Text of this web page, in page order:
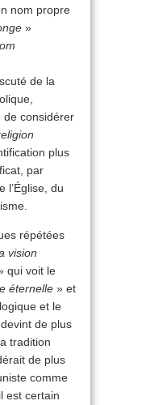
nom propre
»
de la
de considérer
plus
par
l’Église, du
répétées
vision
qui voit le
éternelle » et
et le
de plus
tradition
de plus
comme
est certain